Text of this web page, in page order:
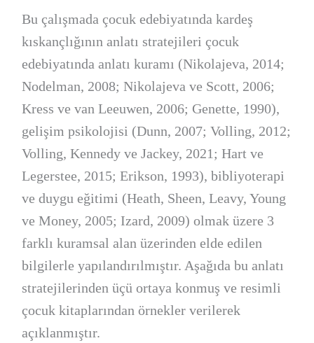
Bu çalışmada çocuk edebiyatında kardeş
kıskançlığının anlatı stratejileri çocuk
edebiyatında anlatı kuramı (Nikolajeva, 2014;
Nodelman, 2008; Nikolajeva ve Scott, 2006;
Kress ve van Leeuwen, 2006; Genette, 1990),
gelişim psikolojisi (Dunn, 2007; Volling, 2012;
Volling, Kennedy ve Jackey, 2021; Hart ve
Legerstee, 2015; Erikson, 1993), bibliyoterapi
ve duygu eğitimi (Heath, Sheen, Leavy, Young
ve Money, 2005; Izard, 2009) olmak üzere 3
farklı kuramsal alan üzerinden elde edilen
bilgilerle yapılandırılmıştır. Aşağıda bu anlatı
stratejilerinden üçü ortaya konmuş ve resimli
çocuk kitaplarından örnekler verilerek
açıklanmıştır.